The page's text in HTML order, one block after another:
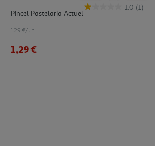
1.0 (1)
Pincel Pastelaria Actuel
1.29 €/un
1,29 €